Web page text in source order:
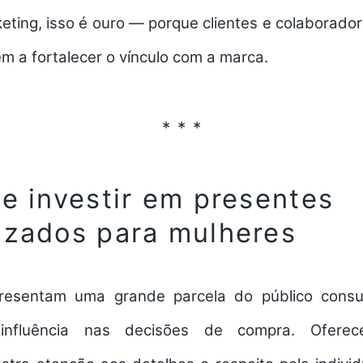
isso é ouro — porque clientes e
a fortalecer o vínculo com a marca.
investir em presentes
para mulheres
uma grande parcela do público
nas decisões de compra.